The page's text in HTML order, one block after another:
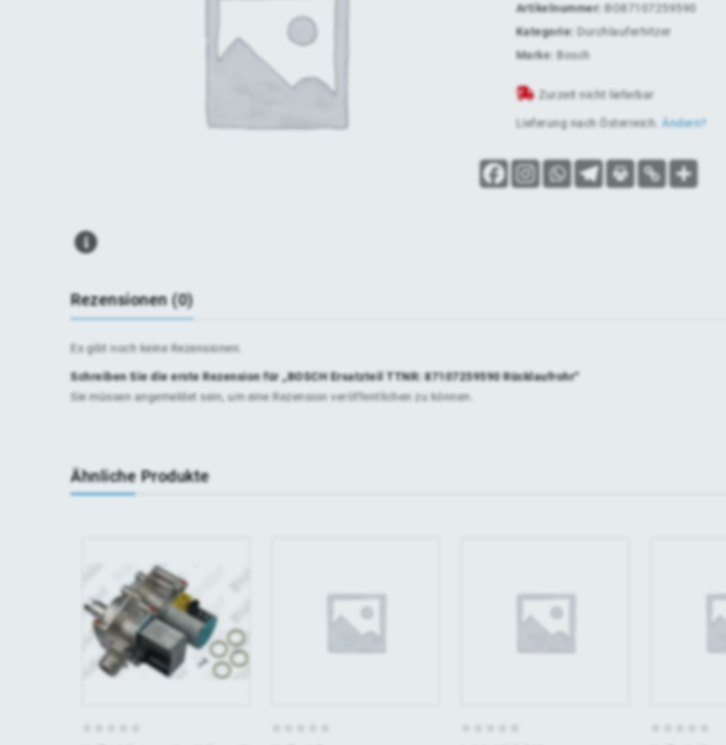
Artikelnummer: BO87107259590
Kategorie: Durchlauferhitzer
Marke:Bosch
Zurzeit nicht lieferbar
Lieferung nach Österreich Ändern?
Rezensionen (0)
Es gibt noch keine Rezensionen.
Schreiben Sie die erste Rezension für „BOSCH Ersatzteil TTNR: 87107259590 Rücklaufrohr“
Sie müssen angemeldet sein, um eine Rezension veröffentlichen zu können.
Ähnliche Produkte